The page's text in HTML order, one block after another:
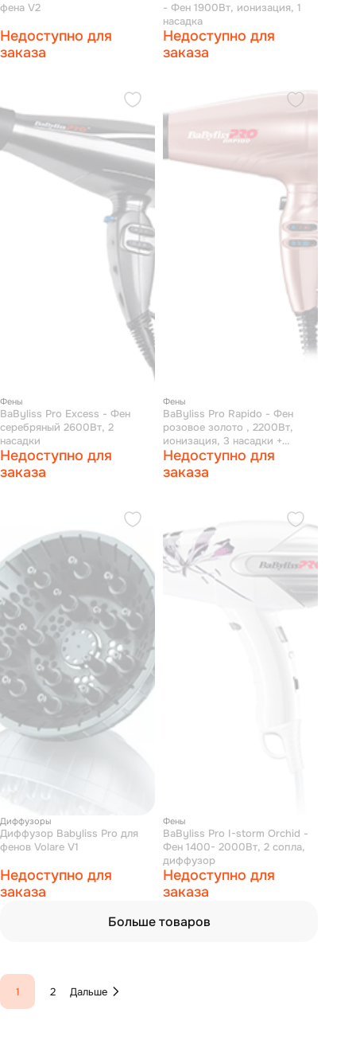
фена V2
Недоступно для
заказа
- Фен 1900Вт, ионизация, 1
насадка
Недоступно для
заказа
Фены
BaByliss Pro Excess - Фен
серебряный 2600Вт, 2
насадки
Недоступно для
заказа
Фены
BaByliss Pro Rapido - Фен
розовое золото , 2200Вт,
ионизация, 3 насадки +
глушитель, диффузор
Недоступно для
заказа
Диффузоры
Диффузор Babyliss Pro для
фенов Volare V1
Недоступно для
заказа
Фены
BaByliss Pro I-storm Orchid -
Фен 1400- 2000Вт, 2 сопла,
диффузор
Недоступно для
заказа
Больше товаров
1 2 Дальше